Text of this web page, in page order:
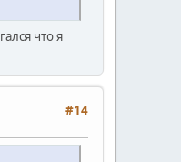
что я
#14